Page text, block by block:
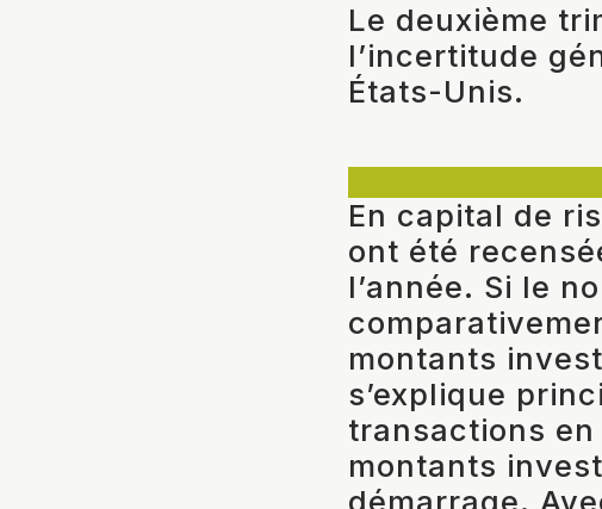
Le deuxième
l’incertitude
États-Unis.
En capital de
ont été
l’année. Si le
montants
s’explique
transactions
montants
démarrage.